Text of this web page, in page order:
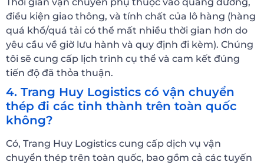
điều kiện giao thông, và tính chất của lô hàng (hàng
quá khổ/quá tải có thể mất nhiều thời gian hơn do
yêu cầu về giờ lưu hành và quy định đi kèm). Chúng
tôi sẽ cung cấp lịch trình cụ thể và cam kết đúng
tiến độ đã thỏa thuận.
4. Trang Huy Logistics có vận chuyển
thép đi các tỉnh thành trên toàn quốc
không?
Có, Trang Huy Logistics cung cấp dịch vụ vận
chuyển thép trên toàn quốc, bao gồm cả các tuyến